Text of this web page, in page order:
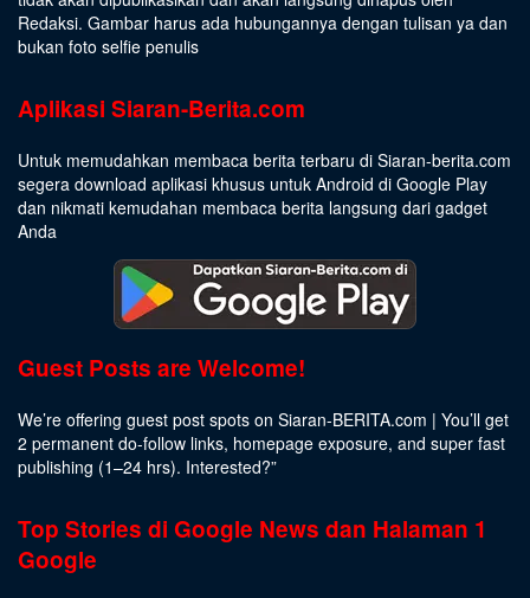
Redaksi. Gambar harus ada hubungannya dengan tulisan ya dan
bukan foto selfie penulis
Aplikasi Siaran-Berita.com
Untuk memudahkan membaca berita terbaru di Siaran-berita.com
segera download aplikasi khusus untuk Android di Google Play
dan nikmati kemudahan membaca berita langsung dari gadget
Anda
Guest Posts are Welcome!
We’re offering guest post spots on Siaran-BERITA.com | You’ll get
2 permanent do-follow links, homepage exposure, and super fast
publishing (1–24 hrs). Interested?”
Top Stories di Google News dan Halaman 1
Google